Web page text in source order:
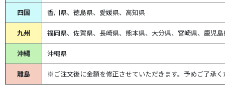
四国 香川県、徳島県、愛媛県、高知県
九州 福岡県、佐賀県、長崎県、熊本県、大分県、宮崎県、鹿児
沖縄 沖縄県
離島 ※ご注文後に金額を修正させていただきます。予めご了承く